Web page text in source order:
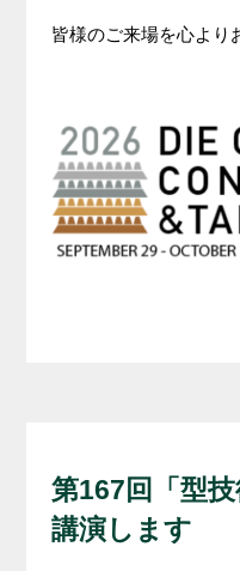
皆様のご来場を心より
第167回「型
講演します